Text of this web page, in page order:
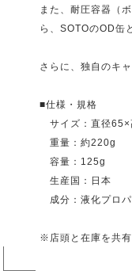
また、耐圧容器（
ら、SOTOのOD缶
さらに、独自のキ
■仕様・規格
サイズ：直径65×
重量：約220g
容量：125g
生産国：日本
成分：液化プロ
※店頭と在庫を共有